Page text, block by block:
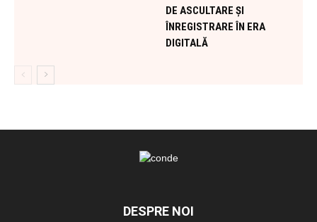
DE ASCULTARE ȘI
ÎNREGISTRARE ÎN ERA
DIGITALĂ
DESPRE NOI